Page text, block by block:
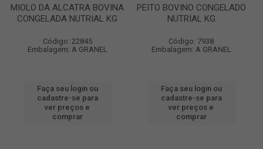
MIOLO DA ALCATRA BOVINA
CONGELADA NUTRIAL KG
Código: 22845
Embalagem: A GRANEL
Faça seu login ou
cadastre-se para
ver preços e
comprar
PEITO BOVINO CONGELADO
NUTRIAL KG
Código: 7938
Embalagem: A GRANEL
Faça seu login ou
cadastre-se para
ver preços e
comprar